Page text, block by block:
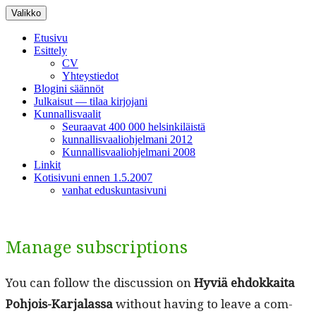
Siirry
sisältöön
Valikko
Etusivu
Esittely
CV
Yhteystiedot
Blogini säännöt
Julkaisut — tilaa kirjojani
Kunnallisvaalit
Seuraavat 400 000 helsinkiläistä
kunnallisvaaliohjelmani 2012
Kunnallisvaaliohjelmani 2008
Linkit
Kotisivuni ennen 1.5.2007
vanhat eduskuntasivuni
Manage subscriptions
You can fol­low the dis­cus­sion onHyviä ehdokkai­ta
Pohjois-Kar­jalas­sawith­out hav­ing to leave a com­